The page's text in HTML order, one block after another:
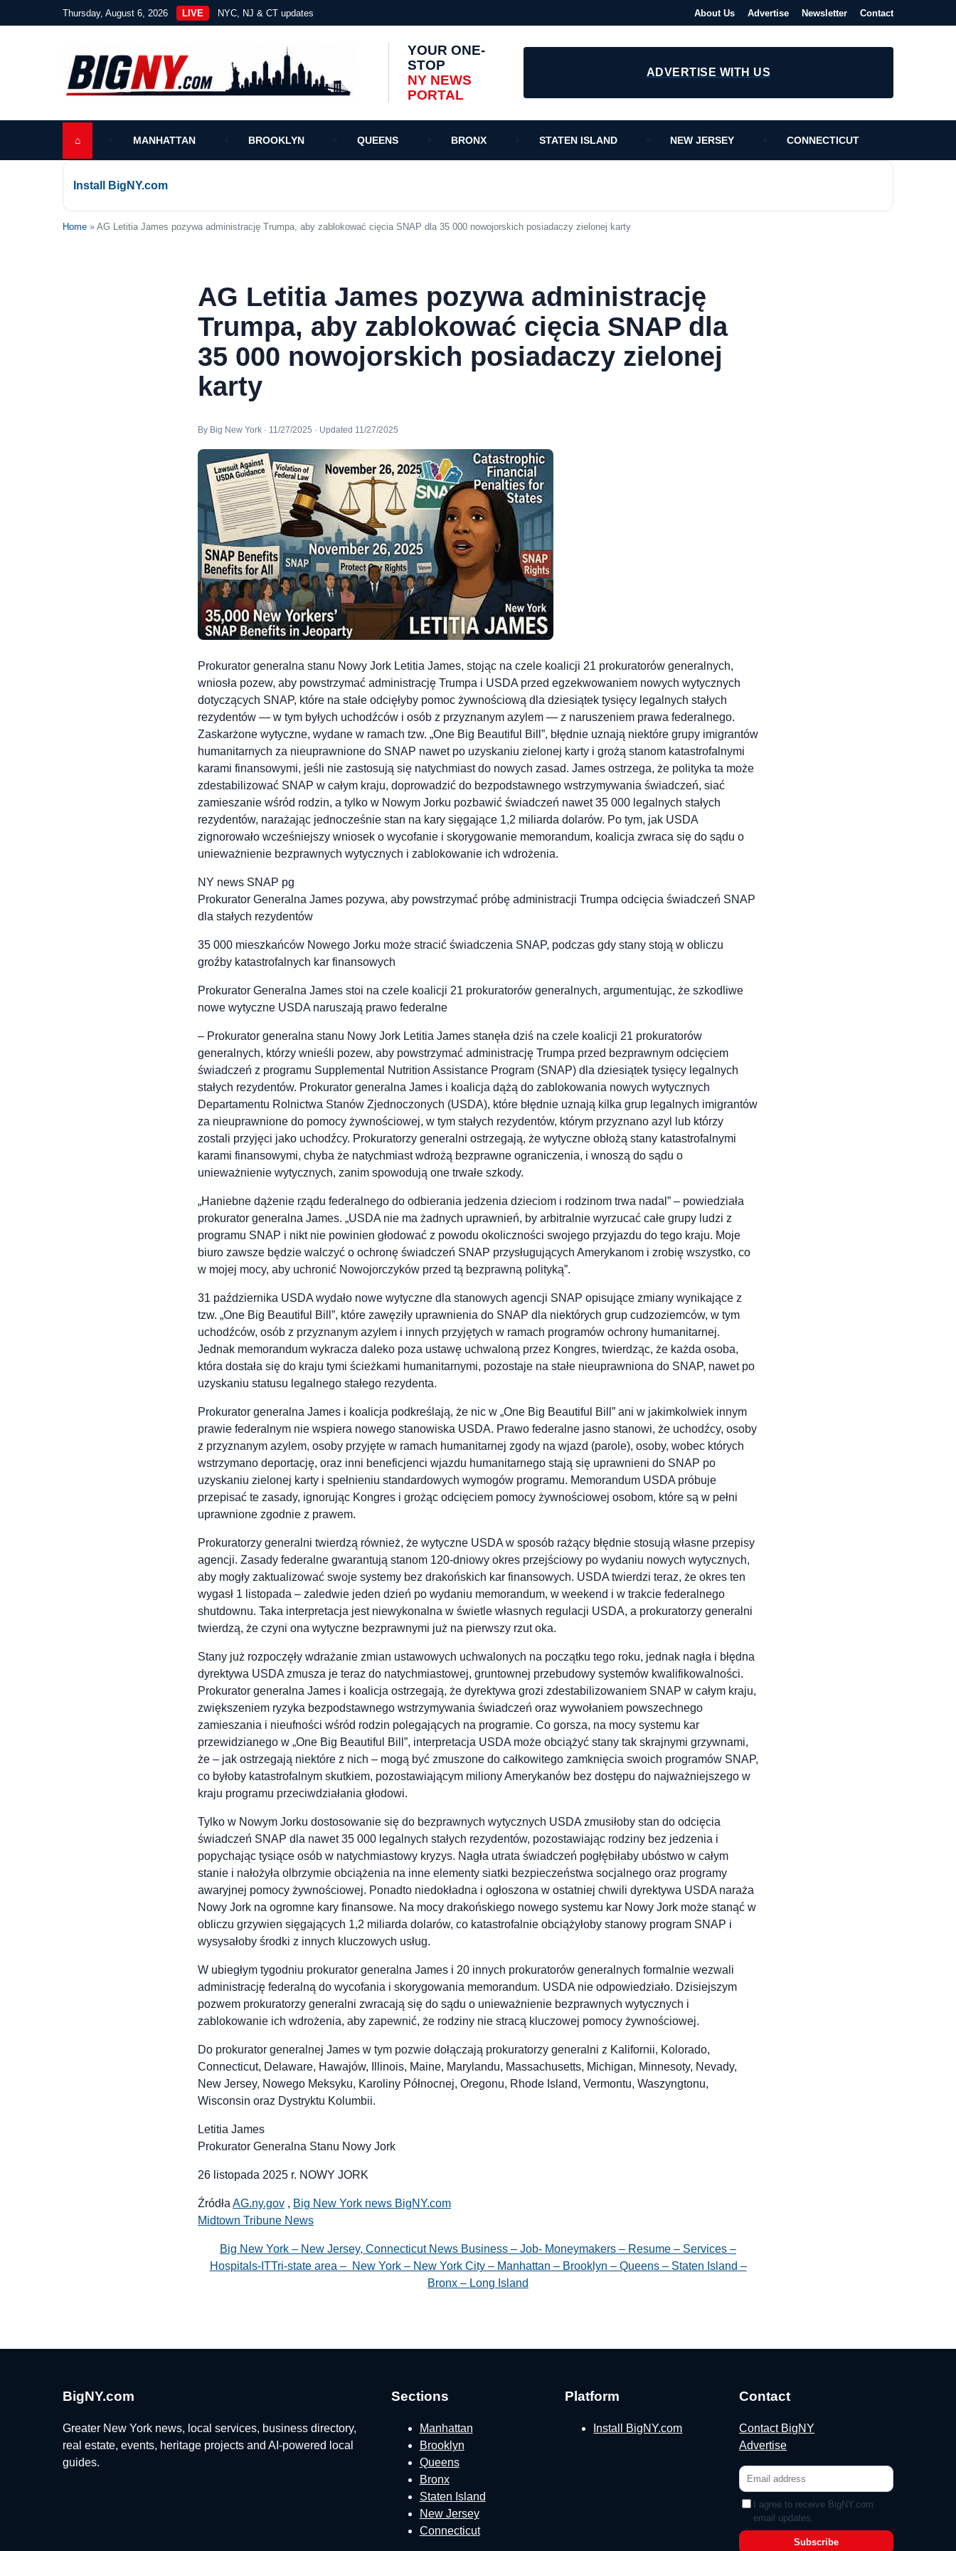
Thursday, August 6, 2026 LIVE NYC, NJ & CT updates About Us Advertise Newsletter Contact
YOUR ONE-
STOP
NY NEWS
PORTAL
ADVERTISE WITH US
⌂ MANHATTAN BROOKLYN QUEENS BRONX STATEN ISLAND NEW JERSEY CONNECTICUT
Install BigNY.com
Home » AG Letitia James pozywa administrację Trumpa, aby zablokować cięcia SNAP dla 35 000 nowojorskich posiadaczy zielonej karty
AG Letitia James pozywa administrację
Trumpa, aby zablokować cięcia SNAP dla
35 000 nowojorskich posiadaczy zielonej
karty
By Big New York · 11/27/2025 · Updated 11/27/2025
Prokurator generalna stanu Nowy Jork Letitia James, stojąc na czele koalicji 21 prokuratorów generalnych,
wniosła pozew, aby powstrzymać administrację Trumpa i USDA przed egzekwowaniem nowych wytycznych
dotyczących SNAP, które na stałe odcięłyby pomoc żywnościową dla dziesiątek tysięcy legalnych stałych
rezydentów — w tym byłych uchodźców i osób z przyznanym azylem — z naruszeniem prawa federalnego.
Zaskarżone wytyczne, wydane w ramach tzw. „One Big Beautiful Bill”, błędnie uznają niektóre grupy imigrantów
humanitarnych za nieuprawnione do SNAP nawet po uzyskaniu zielonej karty i grożą stanom katastrofalnymi
karami finansowymi, jeśli nie zastosują się natychmiast do nowych zasad. James ostrzega, że polityka ta może
zdestabilizować SNAP w całym kraju, doprowadzić do bezpodstawnego wstrzymywania świadczeń, siać
zamieszanie wśród rodzin, a tylko w Nowym Jorku pozbawić świadczeń nawet 35 000 legalnych stałych
rezydentów, narażając jednocześnie stan na kary sięgające 1,2 miliarda dolarów. Po tym, jak USDA
zignorowało wcześniejszy wniosek o wycofanie i skorygowanie memorandum, koalicja zwraca się do sądu o
unieważnienie bezprawnych wytycznych i zablokowanie ich wdrożenia.
NY news SNAP pg
Prokurator Generalna James pozywa, aby powstrzymać próbę administracji Trumpa odcięcia świadczeń SNAP
dla stałych rezydentów
35 000 mieszkańców Nowego Jorku może stracić świadczenia SNAP, podczas gdy stany stoją w obliczu
groźby katastrofalnych kar finansowych
Prokurator Generalna James stoi na czele koalicji 21 prokuratorów generalnych, argumentując, że szkodliwe
nowe wytyczne USDA naruszają prawo federalne
– Prokurator generalna stanu Nowy Jork Letitia James stanęła dziś na czele koalicji 21 prokuratorów
generalnych, którzy wnieśli pozew, aby powstrzymać administrację Trumpa przed bezprawnym odcięciem
świadczeń z programu Supplemental Nutrition Assistance Program (SNAP) dla dziesiątek tysięcy legalnych
stałych rezydentów. Prokurator generalna James i koalicja dążą do zablokowania nowych wytycznych
Departamentu Rolnictwa Stanów Zjednoczonych (USDA), które błędnie uznają kilka grup legalnych imigrantów
za nieuprawnione do pomocy żywnościowej, w tym stałych rezydentów, którym przyznano azyl lub którzy
zostali przyjęci jako uchodźcy. Prokuratorzy generalni ostrzegają, że wytyczne obłożą stany katastrofalnymi
karami finansowymi, chyba że natychmiast wdrożą bezprawne ograniczenia, i wnoszą do sądu o
unieważnienie wytycznych, zanim spowodują one trwałe szkody.
„Haniebne dążenie rządu federalnego do odbierania jedzenia dzieciom i rodzinom trwa nadal” – powiedziała
prokurator generalna James. „USDA nie ma żadnych uprawnień, by arbitralnie wyrzucać całe grupy ludzi z
programu SNAP i nikt nie powinien głodować z powodu okoliczności swojego przyjazdu do tego kraju. Moje
biuro zawsze będzie walczyć o ochronę świadczeń SNAP przysługujących Amerykanom i zrobię wszystko, co
w mojej mocy, aby uchronić Nowojorczyków przed tą bezprawną polityką”.
31 października USDA wydało nowe wytyczne dla stanowych agencji SNAP opisujące zmiany wynikające z
tzw. „One Big Beautiful Bill”, które zawęziły uprawnienia do SNAP dla niektórych grup cudzoziemców, w tym
uchodźców, osób z przyznanym azylem i innych przyjętych w ramach programów ochrony humanitarnej.
Jednak memorandum wykracza daleko poza ustawę uchwaloną przez Kongres, twierdząc, że każda osoba,
która dostała się do kraju tymi ścieżkami humanitarnymi, pozostaje na stałe nieuprawniona do SNAP, nawet po
uzyskaniu statusu legalnego stałego rezydenta.
Prokurator generalna James i koalicja podkreślają, że nic w „One Big Beautiful Bill” ani w jakimkolwiek innym
prawie federalnym nie wspiera nowego stanowiska USDA. Prawo federalne jasno stanowi, że uchodźcy, osoby
z przyznanym azylem, osoby przyjęte w ramach humanitarnej zgody na wjazd (parole), osoby, wobec których
wstrzymano deportację, oraz inni beneficjenci wjazdu humanitarnego stają się uprawnieni do SNAP po
uzyskaniu zielonej karty i spełnieniu standardowych wymogów programu. Memorandum USDA próbuje
przepisać te zasady, ignorując Kongres i grożąc odcięciem pomocy żywnościowej osobom, które są w pełni
uprawnione zgodnie z prawem.
Prokuratorzy generalni twierdzą również, że wytyczne USDA w sposób rażący błędnie stosują własne przepisy
agencji. Zasady federalne gwarantują stanom 120-dniowy okres przejściowy po wydaniu nowych wytycznych,
aby mogły zaktualizować swoje systemy bez drakońskich kar finansowych. USDA twierdzi teraz, że okres ten
wygasł 1 listopada – zaledwie jeden dzień po wydaniu memorandum, w weekend i w trakcie federalnego
shutdownu. Taka interpretacja jest niewykonalna w świetle własnych regulacji USDA, a prokuratorzy generalni
twierdzą, że czyni ona wytyczne bezprawnymi już na pierwszy rzut oka.
Stany już rozpoczęły wdrażanie zmian ustawowych uchwalonych na początku tego roku, jednak nagła i błędna
dyrektywa USDA zmusza je teraz do natychmiastowej, gruntownej przebudowy systemów kwalifikowalności.
Prokurator generalna James i koalicja ostrzegają, że dyrektywa grozi zdestabilizowaniem SNAP w całym kraju,
zwiększeniem ryzyka bezpodstawnego wstrzymywania świadczeń oraz wywołaniem powszechnego
zamieszania i nieufności wśród rodzin polegających na programie. Co gorsza, na mocy systemu kar
przewidzianego w „One Big Beautiful Bill”, interpretacja USDA może obciążyć stany tak skrajnymi grzywnami,
że – jak ostrzegają niektóre z nich – mogą być zmuszone do całkowitego zamknięcia swoich programów SNAP,
co byłoby katastrofalnym skutkiem, pozostawiającym miliony Amerykanów bez dostępu do najważniejszego w
kraju programu przeciwdziałania głodowi.
Tylko w Nowym Jorku dostosowanie się do bezprawnych wytycznych USDA zmusiłoby stan do odcięcia
świadczeń SNAP dla nawet 35 000 legalnych stałych rezydentów, pozostawiając rodziny bez jedzenia i
popychając tysiące osób w natychmiastowy kryzys. Nagła utrata świadczeń pogłębiłaby ubóstwo w całym
stanie i nałożyła olbrzymie obciążenia na inne elementy siatki bezpieczeństwa socjalnego oraz programy
awaryjnej pomocy żywnościowej. Ponadto niedokładna i ogłoszona w ostatniej chwili dyrektywa USDA naraża
Nowy Jork na ogromne kary finansowe. Na mocy drakońskiego nowego systemu kar Nowy Jork może stanąć w
obliczu grzywien sięgających 1,2 miliarda dolarów, co katastrofalnie obciążyłoby stanowy program SNAP i
wysysałoby środki z innych kluczowych usług.
W ubiegłym tygodniu prokurator generalna James i 20 innych prokuratorów generalnych formalnie wezwali
administrację federalną do wycofania i skorygowania memorandum. USDA nie odpowiedziało. Dzisiejszym
pozwem prokuratorzy generalni zwracają się do sądu o unieważnienie bezprawnych wytycznych i
zablokowanie ich wdrożenia, aby zapewnić, że rodziny nie stracą kluczowej pomocy żywnościowej.
Do prokurator generalnej James w tym pozwie dołączają prokuratorzy generalni z Kalifornii, Kolorado,
Connecticut, Delaware, Hawajów, Illinois, Maine, Marylandu, Massachusetts, Michigan, Minnesoty, Nevady,
New Jersey, Nowego Meksyku, Karoliny Północnej, Oregonu, Rhode Island, Vermontu, Waszyngtonu,
Wisconsin oraz Dystryktu Kolumbii.
Letitia James
Prokurator Generalna Stanu Nowy Jork
26 listopada 2025 r. NOWY JORK
Źródła AG.ny.gov , Big New York news BigNY.com
Midtown Tribune News
Big New York – New Jersey, Connecticut News Business – Job- Moneymakers – Resume – Services –
Hospitals-ITTri-state area – New York – New York City – Manhattan – Brooklyn – Queens – Staten Island –
Bronx – Long Island
BigNY.com
Greater New York news, local services, business directory,
real estate, events, heritage projects and AI-powered local
guides.
Sections
Manhattan
Brooklyn
Queens
Bronx
Staten Island
New Jersey
Connecticut
Platform
Install BigNY.com
Contact
Contact BigNY
Advertise
I agree to receive BigNY.com
email updates.
Subscribe